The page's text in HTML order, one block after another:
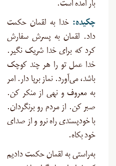
بار آمده است.
چکیده: خدا به لقمان حکمت
داد. لقمان به پسرش سفارش
کرد که برای خدا شریک نگیر.
خدا عمل تو را هر چند کوچک
باشد، می‌آورد. نماز برپا دار. امر
به معروف و نهی از منکر کن.
صبر کن. از مردم رو برنگردان.
با خودپسندی راه نرو و از صدای
خود بکاه.
به‌راستى به لقمان حکمت دادیم